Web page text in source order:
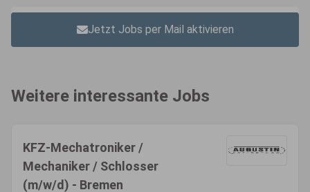
Jetzt Jobs per Mail aktivieren
Weitere interessante Jobs
KFZ-Mechatroniker /
Mechaniker / Schlosser
(m/w/d) - Bremen